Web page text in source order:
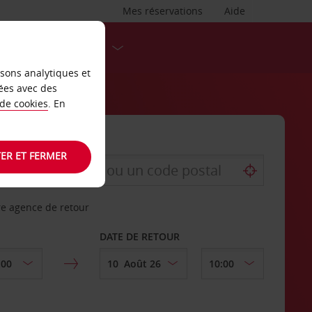
Aide
Mes réservations
agence de retour
DATE DE RETOUR
analytiques et
avec des
cookies. En
ET FERMER